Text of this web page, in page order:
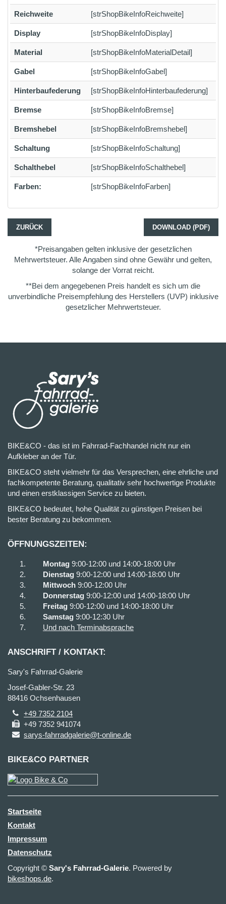
Reichweite [strShopBikeInfoReichweite]
Display [strShopBikeInfoDisplay]
Material [strShopBikeInfoMaterialDetail]
Gabel [strShopBikeInfoGabel]
Hinterbaufederung [strShopBikeInfoHinterbaufederung]
Bremse [strShopBikeInfoBremse]
Bremshebel [strShopBikeInfoBremshebel]
Schaltung [strShopBikeInfoSchaltung]
Schalthebel [strShopBikeInfoSchalthebel]
Farben: [strShopBikeInfoFarben]
ZURÜCK DOWNLOAD (PDF)
*Preisangaben gelten inklusive der gesetzlichen
Mehrwertsteuer. Alle Angaben sind ohne Gewähr und gelten,
solange der Vorrat reicht.
**Bei dem angegebenen Preis handelt es sich um die
unverbindliche Preisempfehlung des Herstellers (UVP) inklusive
gesetzlicher Mehrwertsteuer.
BIKE&CO - das ist im Fahrrad-Fachhandel nicht nur ein
Aufkleber an der Tür.
BIKE&CO steht vielmehr für das Versprechen, eine ehrliche und
fachkompetente Beratung, qualitativ sehr hochwertige Produkte
und einen erstklassigen Service zu bieten.
BIKE&CO bedeutet, hohe Qualität zu günstigen Preisen bei
bester Beratung zu bekommen.
ÖFFNUNGSZEITEN:
Montag 9:00-12:00 und 14:00-18:00 Uhr
Dienstag 9:00-12:00 und 14:00-18:00 Uhr
Mittwoch 9:00-12:00 Uhr
Donnerstag 9:00-12:00 und 14:00-18:00 Uhr
Freitag 9:00-12:00 und 14:00-18:00 Uhr
Samstag 9:00-12:30 Uhr
Und nach Terminabsprache
ANSCHRIFT / KONTAKT:
Sary's Fahrrad-Galerie
Josef-Gabler-Str. 23
88416 Ochsenhausen
+49 7352 2104
+49 7352 941074
sarys-fahrradgalerie@t-online.de
BIKE&CO PARTNER
Startseite
Kontakt
Impressum
Datenschutz
Copyright © Sary's Fahrrad-Galerie. Powered by
bikeshops.de.